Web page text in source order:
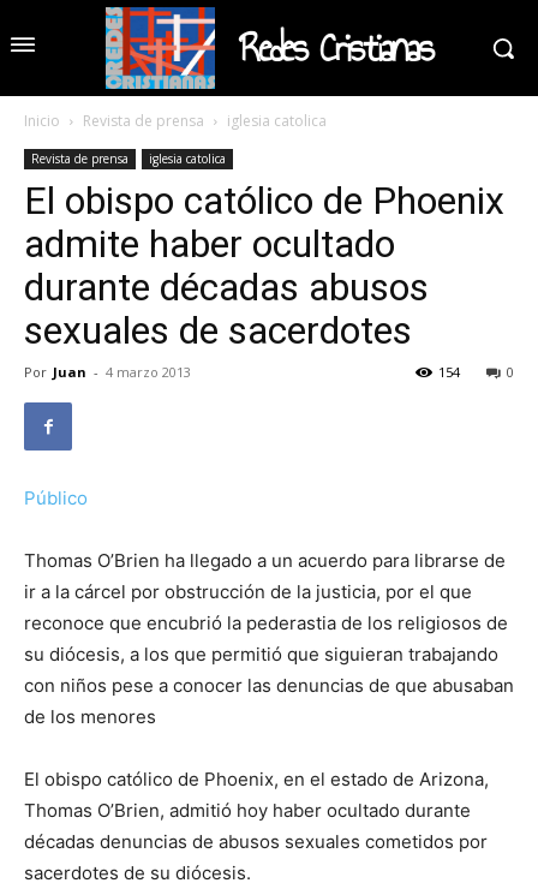
Redes Cristianas
Inicio Revista de prensa iglesia catolica
Revista de prensa iglesia catolica
El obispo católico de Phoenix
admite haber ocultado
durante décadas abusos
sexuales de sacerdotes
Por Juan - 4 marzo 2013 0
154
Público
Thomas O’Brien ha llegado a un acuerdo para librarse de
ir a la cárcel por obstrucción de la justicia, por el que
reconoce que encubrió la pederastia de los religiosos de
su diócesis, a los que permitió que siguieran trabajando
con niños pese a conocer las denuncias de que abusaban
de los menores
El obispo católico de Phoenix, en el estado de Arizona,
Thomas O’Brien, admitió hoy haber ocultado durante
décadas denuncias de abusos sexuales cometidos por
sacerdotes de su diócesis.